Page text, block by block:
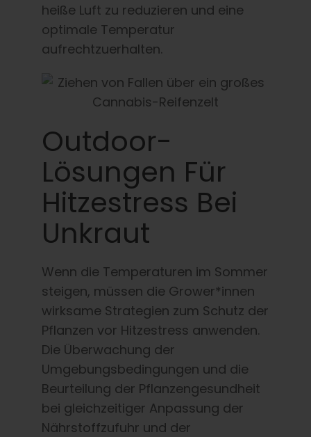
heiße Luft zu reduzieren und eine
optimale Temperatur
aufrechtzuerhalten.
Outdoor-
Lösungen Für
Hitzestress Bei
Unkraut
Wenn die Temperaturen im Sommer
steigen, müssen die Grower*innen
wirksame Strategien zum Schutz der
Pflanzen vor Hitzestress anwenden.
Die Überwachung der
Umgebungsbedingungen und die
Beurteilung der Pflanzengesundheit
bei gleichzeitiger Anpassung der
Nährstoffzufuhr und der